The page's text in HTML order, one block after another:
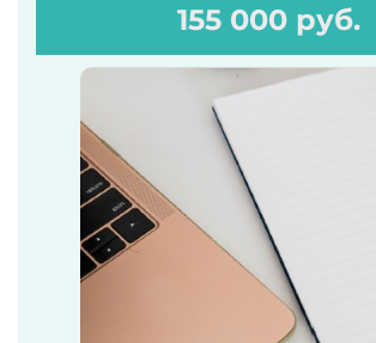
155 000 руб.